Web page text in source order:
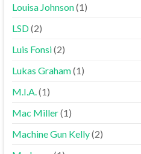
Louisa Johnson(1)
LSD(2)
Luis Fonsi(2)
Lukas Graham(1)
M.I.A.(1)
Mac Miller(1)
Machine Gun Kelly(2)